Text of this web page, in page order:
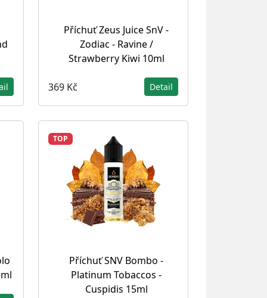
Příchuť Zeus Juice SnV -
Zodiac - Ravine /
Strawberry Kiwi 10ml
369 Kč Detail
TOP
Příchuť SNV Bombo -
Platinum Tobaccos -
Cuspidis 15ml